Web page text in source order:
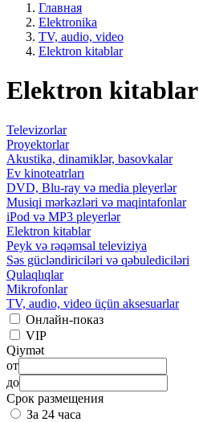
Главная
Elektronika
TV, audio, video
Elektron kitablar
Elektron kitablar
Televizorlar
Proyektorlar
Akustika, dinamiklər, basovkalar
Ev kinoteatrları
DVD, Blu-ray və media pleyerlər
Musiqi mərkəzləri və maqintafonlar
iPod və MP3 pleyerlər
Elektron kitablar
Peyk və rəqəmsal televiziya
Səs gücləndiriciləri və qəbulediciləri
Qulaqlıqlar
Mikrofonlar
TV, audio, video üçün aksesuarlar
Онлайн-показ
VIP
Qiymət
от
до
Срок размещения
За 24 часа